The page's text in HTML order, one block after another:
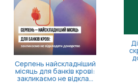
Серпень найскладніший
місяць для банків крові:
закликаємо не відкла...